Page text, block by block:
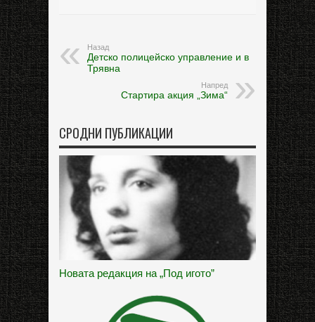
Назад
Детско полицейско управление и в
Трявна
Напред
Стартира акция „Зима“
СРОДНИ ПУБЛИКАЦИИ
Новата редакция на „Под игото”